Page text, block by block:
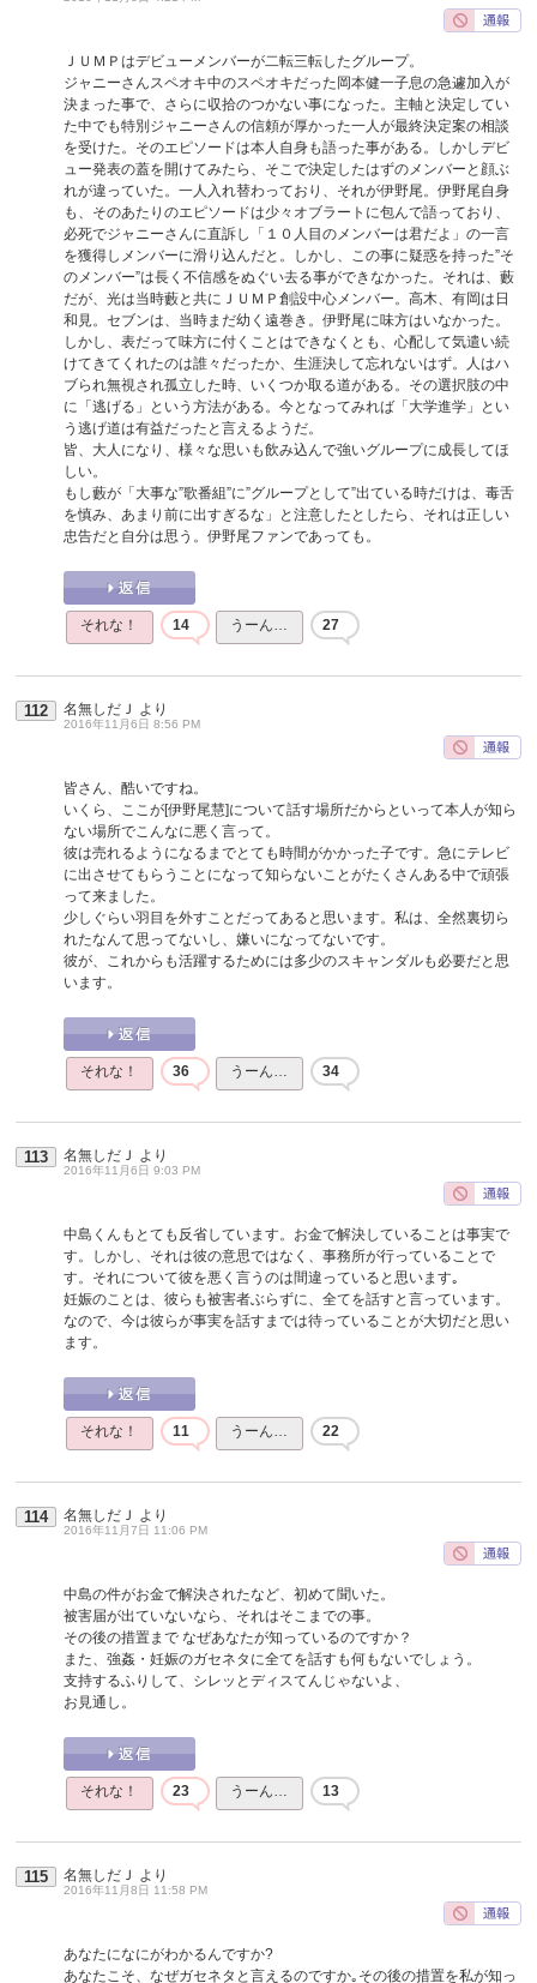
ＪＵＭＰはデビューメンバーが二転三転したグループ。
ジャニーさんスペオキ中のスペオキだった岡本健一子息の急遽加入が
決まった事で、さらに収拾のつかない事になった。主軸と決定してい
た中でも特別ジャニーさんの信頼が厚かった一人が最終決定案の相談
を受けた。そのエピソードは本人自身も語った事がある。しかしデビ
ュー発表の蓋を開けてみたら、そこで決定したはずのメンバーと顔ぶ
れが違っていた。一人入れ替わっており、それが伊野尾。伊野尾自身
も、そのあたりのエピソードは少々オブラートに包んで語っており、
必死でジャニーさんに直訴し「１０人目のメンバーは君だよ」の一言
を獲得しメンバーに滑り込んだと。しかし、この事に疑惑を持った”そ
のメンバー”は長く不信感をぬぐい去る事ができなかった。それは、藪
だが、光は当時藪と共にＪＵＭＰ創設中心メンバー。高木、有岡は日
和見。セブンは、当時まだ幼く遠巻き。伊野尾に味方はいなかった。
しかし、表だって味方に付くことはできなくとも、心配して気遣い続
けてきてくれたのは誰々だったか、生涯決して忘れないはず。人はハ
ブられ無視され孤立した時、いくつか取る道がある。その選択肢の中
に「逃げる」という方法がある。今となってみれば「大学進学」とい
う逃げ道は有益だったと言えるようだ。
皆、大人になり、様々な思いも飲み込んで強いグループに成長してほ
しい。
もし藪が「大事な”歌番組”に”グループとして”出ている時だけは、毒舌
を慎み、あまり前に出すぎるな」と注意したとしたら、それは正しい
忠告だと自分は思う。伊野尾ファンであっても。
それな！ 14 うーん… 27
112 名無しだＪ より
2016年11月6日 8:56 PM
皆さん、酷いですね。
いくら、ここが[伊野尾慧]について話す場所だからといって本人が知ら
ない場所でこんなに悪く言って。
彼は売れるようになるまでとても時間がかかった子です。急にテレビ
に出させてもらうことになって知らないことがたくさんある中で頑張
って来ました。
少しぐらい羽目を外すことだってあると思います。私は、全然裏切ら
れたなんて思ってないし、嫌いになってないです。
彼が、これからも活躍するためには多少のスキャンダルも必要だと思
います。
それな！ 36 うーん… 34
113 名無しだＪ より
2016年11月6日 9:03 PM
中島くんもとても反省しています。お金で解決していることは事実で
す。しかし、それは彼の意思ではなく、事務所が行っていることで
す。それについて彼を悪く言うのは間違っていると思います｡
妊娠のことは、彼らも被害者ぶらずに、全てを話すと言っています。
なので、今は彼らが事実を話すまでは待っていることが大切だと思い
ます。
それな！ 11 うーん… 22
114 名無しだＪ より
2016年11月7日 11:06 PM
中島の件がお金で解決されたなど、初めて聞いた。
被害届が出ていないなら、それはそこまでの事。
その後の措置まで なぜあなたが知っているのですか？
また、強姦・妊娠のガセネタに全てを話すも何もないでしょう。
支持するふりして、シレッとディスてんじゃないよ、
お見通し。
それな！ 23 うーん… 13
115 名無しだＪ より
2016年11月8日 11:58 PM
あなたになにがわかるんですか?
あなたこそ、なぜガセネタと言えるのですか｡その後の措置を私が知っ